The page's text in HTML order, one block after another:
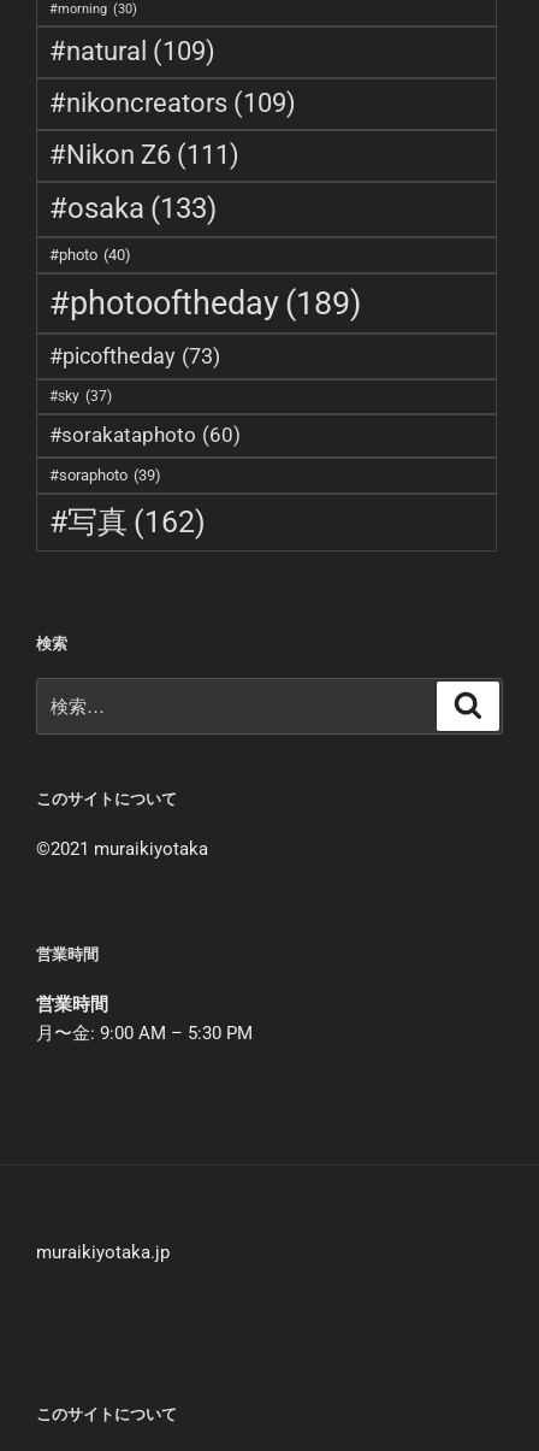
#morning (30)
#natural (109)
#nikoncreators (109)
#Nikon Z6 (111)
#osaka (133)
#photo (40)
#photooftheday(189)
#picoftheday (73)
#sky (37)
#sorakataphoto (60)
#soraphoto (39)
#写真 (162)
検索
索:
このサイトについて
©︎2021 muraikiyotaka
営業時間
営業時間
月〜金: 9:00 AM – 5:30 PM
muraikiyotaka.jp
このサイトについて